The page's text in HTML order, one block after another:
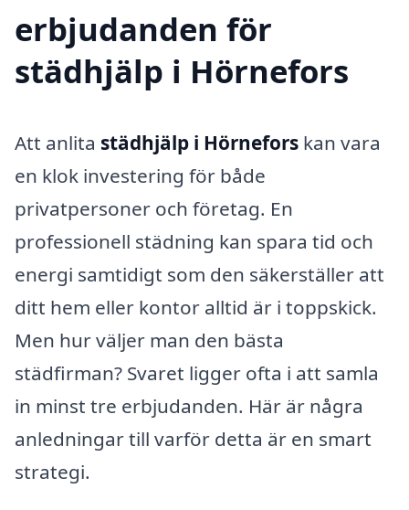
erbjudanden för
städhjälp i Hörnefors
Att anlita städhjälp i Hörnefors kan vara
en klok investering för både
privatpersoner och företag. En
professionell städning kan spara tid och
energi samtidigt som den säkerställer att
ditt hem eller kontor alltid är i toppskick.
Men hur väljer man den bästa
städfirman? Svaret ligger ofta i att samla
in minst tre erbjudanden. Här är några
anledningar till varför detta är en smart
strategi.